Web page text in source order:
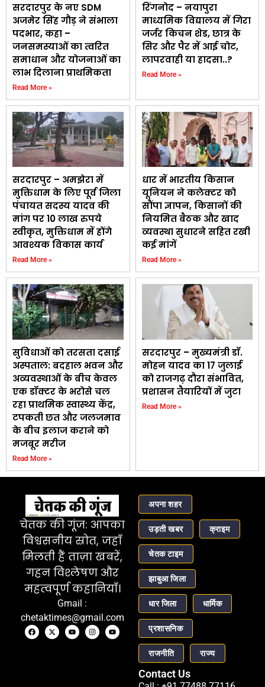
सरदारपुर के नए SDM
अजमेर सिंह गौड़ ने संभाला
पदभार, कहा –
जनसमस्याओं का त्वरित
समाधान और योजनाओं का
लाभ दिलाना प्राथमिकता
Read More »
रिंगनोद – नयापुरा
माध्यमिक विद्यालय में गिरा
जर्जर किचन शेड, छात्र के
सिर और पैर में आई चोट,
लापरवाही या हादसा..?
Read More »
सरदारपुर – अमझेरा में
मुक्तिधाम के लिए पूर्व जिला
पंचायत सदस्य यादव की
मांग पर 10 लाख रुपये
स्वीकृत, मुक्तिधाम में होंगे
आवश्यक विकास कार्य
Read More »
धार में भारतीय किसान
यूनियन ने कलेक्टर को
सौंपा ज्ञापन, किसानों की
नियमित बैठक और खाद
व्यवस्था सुधारने सहित रखी
कई मांगें
Read More »
सुविधाओं को तरसता दसाई
अस्पताल: बदहाल भवन और
अव्यवस्थाओं के बीच केवल
एक डॉक्टर के भरोसे चल
रहा प्राथमिक स्वास्थ्य केंद्र,
टपकती छत और जलजमाव
के बीच इलाज कराने को
मजबूर मरीज
Read More »
सरदारपुर – मुख्यमंत्री डॉ.
मोहन यादव का 17 जुलाई
को राजगढ़ दौरा संभावित,
प्रशासन तैयारियों में जुटा
Read More »
चेतक की गूंज: आपका
विश्वसनीय स्रोत, जहाँ
मिलती हैं ताज़ा खबरें,
गहन विश्लेषण और
महत्वपूर्ण कहानियाँ।
Gmail :
chetaktimes@gmail.com
अपना शहर
उड़ती खबर क्राइम
चेतक टाइम
झाबुआ जिला
धार जिला धार्मिक
प्रशासनिक
राजनीति राज्य
Contact Us